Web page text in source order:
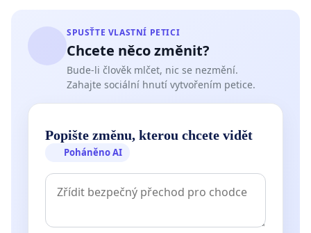
SPUSŤTE VLASTNÍ PETICI
Chcete něco změnit?
Bude-li člověk mlčet, nic se nezmění.
Zahajte sociální hnutí vytvořením petice.
Popište změnu, kterou chcete vidět
Poháněno AI